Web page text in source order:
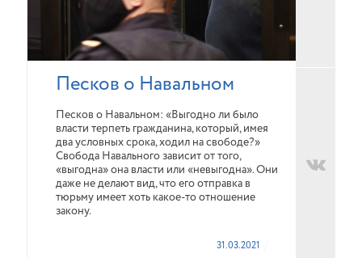
Песков о Навальном
Песков о Навальном: «Выгодно ли было
власти терпеть гражданина, который, имея
два условных срока, ходил на свободе?»
Свобода Навального зависит от того,
«выгодна» она власти или «невыгодна». Они
даже не делают вид, что его отправка в
тюрьму имеет хоть какое-то отношение
закону.
31.03.2021